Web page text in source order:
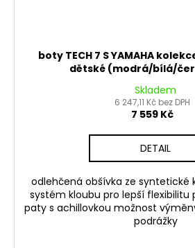
boty TECH 7 S YAMAHA
dětské (modrá/bílá/
Skladem
6 247,11 Kč bez DPH
7 559 Kč
DETAIL
odlehčená obšívka ze syntetické
systém kloubu pro lepší flexibilitu
paty s achillovkou možnost
podrážky